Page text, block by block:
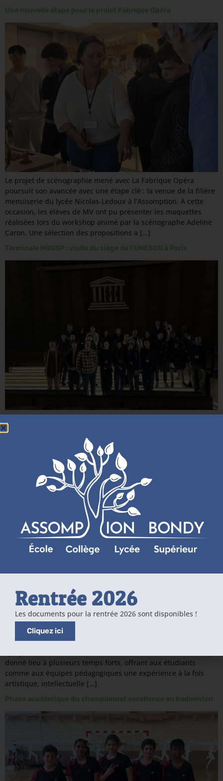
Une nouvelle étape pour le projet Fabrique Opéra
Le projet de scénographie mené avec La Fabrique Opéra
poursuit son avancée avec une étape clé : la venue de la filière
menuiserie du lycée Nicolas‑Ledoux à l’Assomption. À cette
occasion, les élèves de MV ont pu présenter les maquettes
réalisées lors du workshop animé par la scénographe Adeline
Caron. Une sélection des propositions a […]
Terminale HGGSP : visite du siège de l’UNESCO à Paris
Géopolitique et Sciences Politiques), les élèves de Terminale de
notre établissement ont participé à une visite pédagogique du
siège de l’UNESCO à Paris. Cette immersion au cœur d’une
grande organisation internationale a permis aux élèves
d’approfondir leurs connaissances sur le patrimoine mondial,
les relations internationales et la […]
Job shadowing : une immersion artistique et pédagogique
Job shadowing : une immersion artistique et pédagogique avec
Frida Ejvegård Dans le cadre d’un programme de job
shadowing, l’établissement a eu le plaisir d’accueillir Frida
donné lieu à plusieurs temps forts, offrant aux étudiants
comme aux équipes pédagogiques une expérience à la fois
artistique, intellectuelle […]
Phase académique du championnat excellence en badminton
Rentrée 2026
Les documents pour la rentrée 2026 sont disponibles !
Cliquez ici